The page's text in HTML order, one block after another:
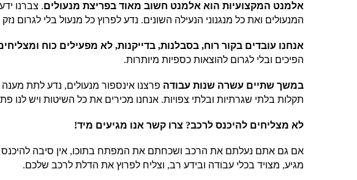
אלמנט המקצועיות הוא אלמנט חשוב מאוד בפריצת מנעולים. צברנו
המנעולים ואת כל מנגנוני הנעילה השונים. נדע לפרוץ כל מנעול בלי לגרום
אנחנו עובדים בקור רוח, בסבלנות, בדייקנות, לא מפעילים כוח
הפיכים ובלי לגרום להוצאות כספיות מיותרות.
במשך שתיים עשרה שנות עבודה פרצנו אינספור מנעולים, נדע לתת מענה
תקלות בלתי שגרתיות ובלתי צפויות. אנחנו מכירים את כל השיטות ויש לנו
לא מצליחים להיכנס לרכב? צרו קשר אנו מגיעים מיד!
אם גם אתם נעלתם את הרכב ושכחתם את המפתח בתוכו, אין סיבה
מגיע, מצויד בכלי עבודה ובידע רב, וצליח לפרוץ את הדלת לרכב שלכם.